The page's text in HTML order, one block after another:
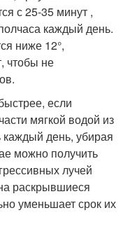
с 25-35 минут ,
каждый день.
ниже 12°,
чтобы не
если
мягкой водой из
день, убирая
можно получить
лучей
раскрывшиеся
уменьшает срок их